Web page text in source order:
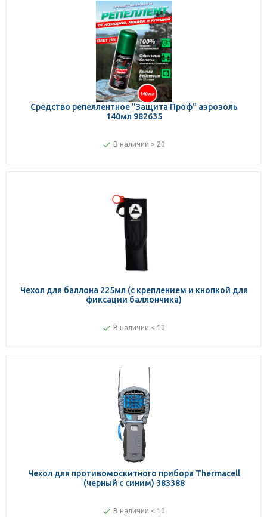
Средство репеллентное "Защита Проф" аэрозоль
140мл 982635
В наличии > 20
Чехол для баллона 225мл (с креплением и кнопкой для
фиксации баллончика)
В наличии < 10
Чехол для противомоскитного прибора Thermacell
(черный с синим) 383388
В наличии < 10